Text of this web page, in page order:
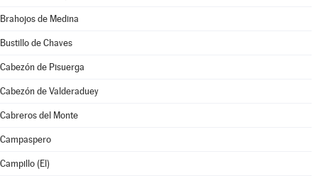
Brahojos de Medina
Bustillo de Chaves
Cabezón de Pisuerga
Cabezón de Valderaduey
Cabreros del Monte
Campaspero
Campillo (El)